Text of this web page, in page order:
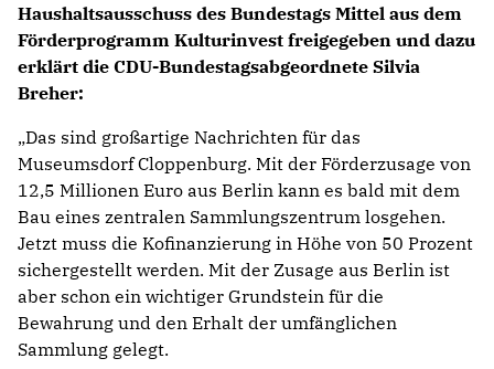
Haushaltsausschuss des Bundestags Mittel aus dem
Förderprogramm Kulturinvest freigegeben und dazu
erklärt die CDU-Bundestagsabgeordnete Silvia
Breher:
„Das sind großartige Nachrichten für das
Museumsdorf Cloppenburg. Mit der Förderzusage von
12,5 Millionen Euro aus Berlin kann es bald mit dem
Bau eines zentralen Sammlungszentrum losgehen.
Jetzt muss die Kofinanzierung in Höhe von 50 Prozent
sichergestellt werden. Mit der Zusage aus Berlin ist
aber schon ein wichtiger Grundstein für die
Bewahrung und den Erhalt der umfänglichen
Sammlung gelegt.